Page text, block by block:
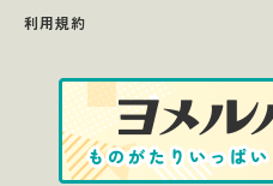
利用規約